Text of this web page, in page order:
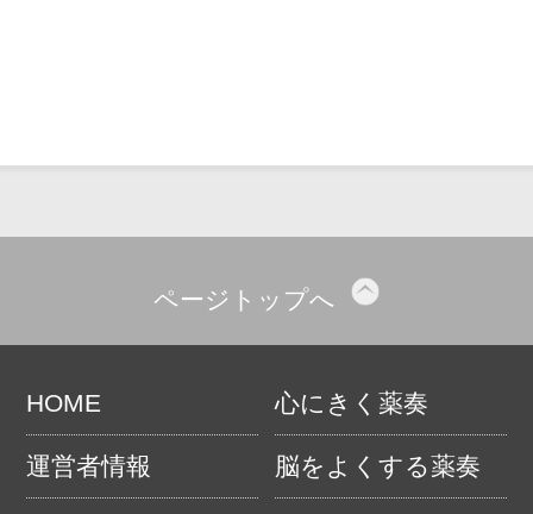
ページトップへ
HOME
運営者情報
心にきく薬奏
脳をよくする薬奏